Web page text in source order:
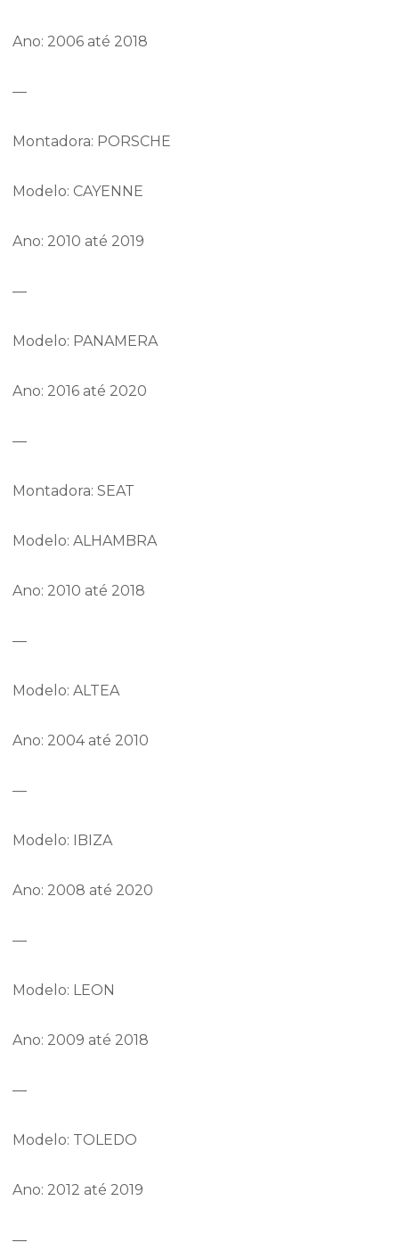
Ano: 2006 até 2018
—
Montadora: PORSCHE
Modelo: CAYENNE
Ano: 2010 até 2019
—
Modelo: PANAMERA
Ano: 2016 até 2020
—
Montadora: SEAT
Modelo: ALHAMBRA
Ano: 2010 até 2018
—
Modelo: ALTEA
Ano: 2004 até 2010
—
Modelo: IBIZA
Ano: 2008 até 2020
—
Modelo: LEON
Ano: 2009 até 2018
—
Modelo: TOLEDO
Ano: 2012 até 2019
—